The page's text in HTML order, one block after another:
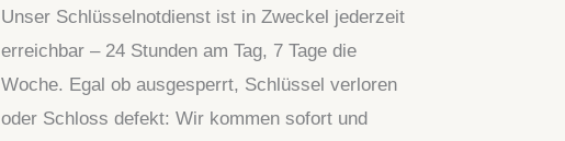
Unser Schlüsselnotdienst ist in Zweckel jederzeit
erreichbar – 24 Stunden am Tag, 7 Tage die
Woche. Egal ob ausgesperrt, Schlüssel verloren
oder Schloss defekt: Wir kommen sofort und